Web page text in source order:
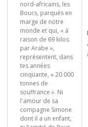
nord-africains, les
Boucs, parqués en
marge de notre
monde et qui, « à
raison de 69 kilos
par Arabe »,
représentent, dans
tes années
cinquante, « 20 000
tonnes de
souffrance ». Ni
l'amour de sa
compagne Simone
dont il a un enfant,